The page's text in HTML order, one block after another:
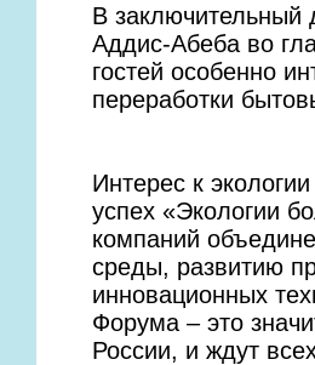
В заключительный
Аддис-Абеба во
гостей особенно
переработки
Интерес к
успех «Экологии
компаний
среды, развитию
инновационных
Форума – это
России, и ждут